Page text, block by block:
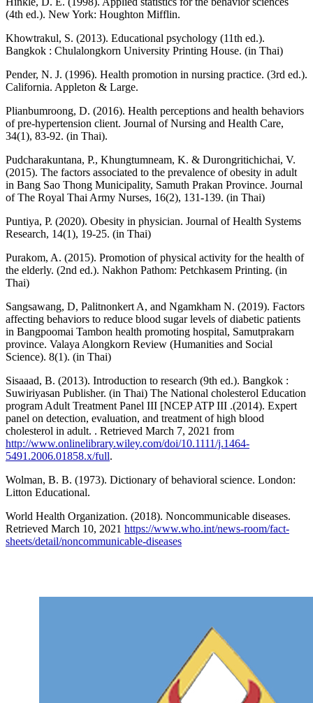
(4th ed.). New York: Houghton Mifflin.
Khowtrakul, S. (2013). Educational psychology (11th ed.).
Bangkok : Chulalongkorn University Printing House. (in Thai)
Pender, N. J. (1996). Health promotion in nursing practice. (3rd ed.).
California. Appleton & Large.
Plianbumroong, D. (2016). Health perceptions and health behaviors
of pre-hypertension client. Journal of Nursing and Health Care,
34(1), 83-92. (in Thai).
Pudcharakuntana, P., Khungtumneam, K. & Durongritichichai, V.
(2015). The factors associated to the prevalence of obesity in adult
in Bang Sao Thong Municipality, Samuth Prakan Province. Journal
of The Royal Thai Army Nurses, 16(2), 131-139. (in Thai)
Puntiya, P. (2020). Obesity in physician. Journal of Health Systems
Research, 14(1), 19-25. (in Thai)
Purakom, A. (2015). Promotion of physical activity for the health of
the elderly. (2nd ed.). Nakhon Pathom: Petchkasem Printing. (in
Thai)
Sangsawang, D, Palitnonkert A, and Ngamkham N. (2019). Factors
affecting behaviors to reduce blood sugar levels of diabetic patients
in Bangpoomai Tambon health promoting hospital, Samutprakarn
province. Valaya Alongkorn Review (Humanities and Social
Science). 8(1). (in Thai)
Sisaaad, B. (2013). Introduction to research (9th ed.). Bangkok :
Suwiriyasan Publisher. (in Thai) The National cholesterol Education
program Adult Treatment Panel III [NCEP ATP III .(2014). Expert
panel on detection, evaluation, and treatment of high blood
cholesterol in adult. . Retrieved March 7, 2021 from
http://www.onlinelibrary.wiley.com/doi/10.1111/j.1464-
5491.2006.01858.x/full.
Wolman, B. B. (1973). Dictionary of behavioral science. London:
Litton Educational.
World Health Organization. (2018). Noncommunicable diseases.
Retrieved March 10, 2021 https://www.who.int/news-room/fact-
sheets/detail/noncommunicable-diseases